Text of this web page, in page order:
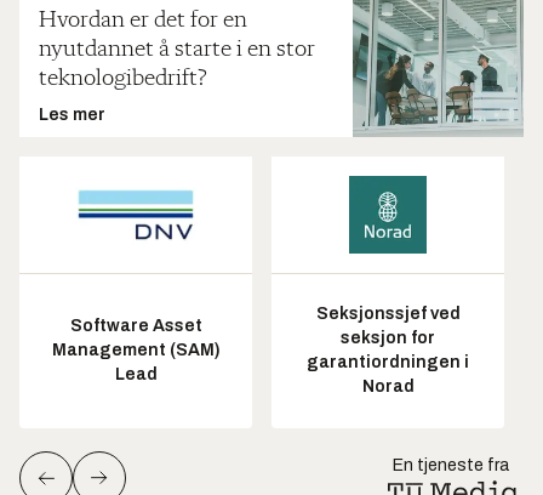
Hvordan er det for en
nyutdannet å starte i en stor
teknologibedrift?
Les mer
Software Asset
Management (SAM)
Lead
Seksjonssjef ved
seksjon for
garantiordningen i
Norad
En tjeneste fra